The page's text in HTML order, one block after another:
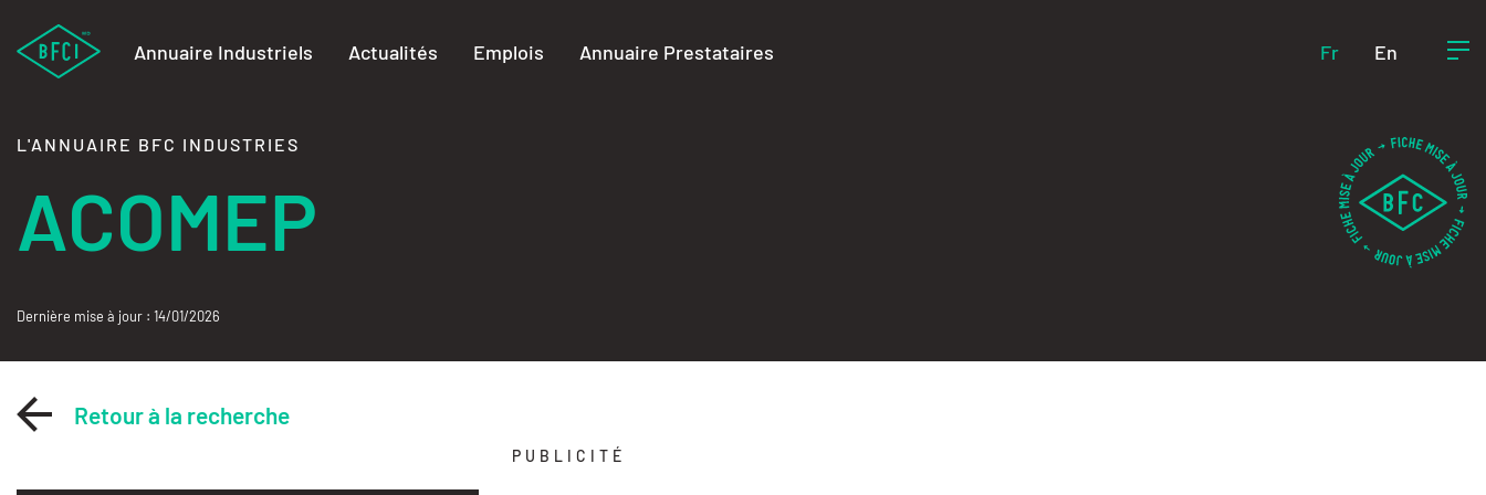
Annuaire Industriels Actualités Emplois Annuaire Prestataires Fr En
L'ANNUAIRE BFC INDUSTRIES
ACOMEP
Dernière mise à jour : 14/01/2026
Retour à la recherche
PUBLICITÉ